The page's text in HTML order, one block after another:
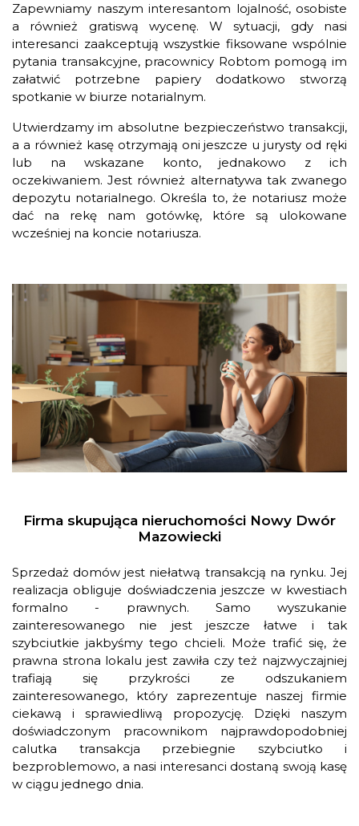
Zapewniamy naszym interesantom lojalność, osobiste
a również gratiswą wycenę. W sytuacji, gdy nasi
interesanci zaakceptują wszystkie fiksowane wspólnie
pytania transakcyjne, pracownicy Robtom pomogą im
załatwić potrzebne papiery dodatkowo stworzą
spotkanie w biurze notarialnym.
Utwierdzamy im absolutne bezpieczeństwo transakcji,
a a również kasę otrzymają oni jeszcze u jurysty od ręki
lub na wskazane konto, jednakowo z ich
oczekiwaniem. Jest również alternatywa tak zwanego
depozytu notarialnego. Określa to, że notariusz może
dać na rekę nam gotówkę, które są ulokowane
wcześniej na koncie notariusza.
Firma skupująca nieruchomości Nowy Dwór
Mazowiecki
Sprzedaż domów jest niełatwą transakcją na rynku. Jej
realizacja obliguje doświadczenia jeszcze w kwestiach
formalno - prawnych. Samo wyszukanie
zainteresowanego nie jest jeszcze łatwe i tak
szybciutkie jakbyśmy tego chcieli. Może trafić się, że
prawna strona lokalu jest zawiła czy też najzwyczajniej
trafiają się przykrości ze odszukaniem
zainteresowanego, który zaprezentuje naszej firmie
ciekawą i sprawiedliwą propozycję. Dzięki naszym
doświadczonym pracownikom najprawdopodobniej
calutka transakcja przebiegnie szybciutko i
bezproblemowo, a nasi interesanci dostaną swoją kasę
w ciągu jednego dnia.